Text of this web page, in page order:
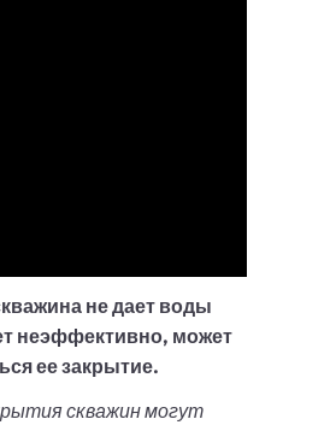
не дает воды
неэффективно, может
ее закрытие.
скважин могут